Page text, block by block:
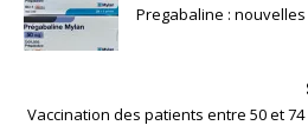
Pregabaline :
Vaccination des patients entre 50 et